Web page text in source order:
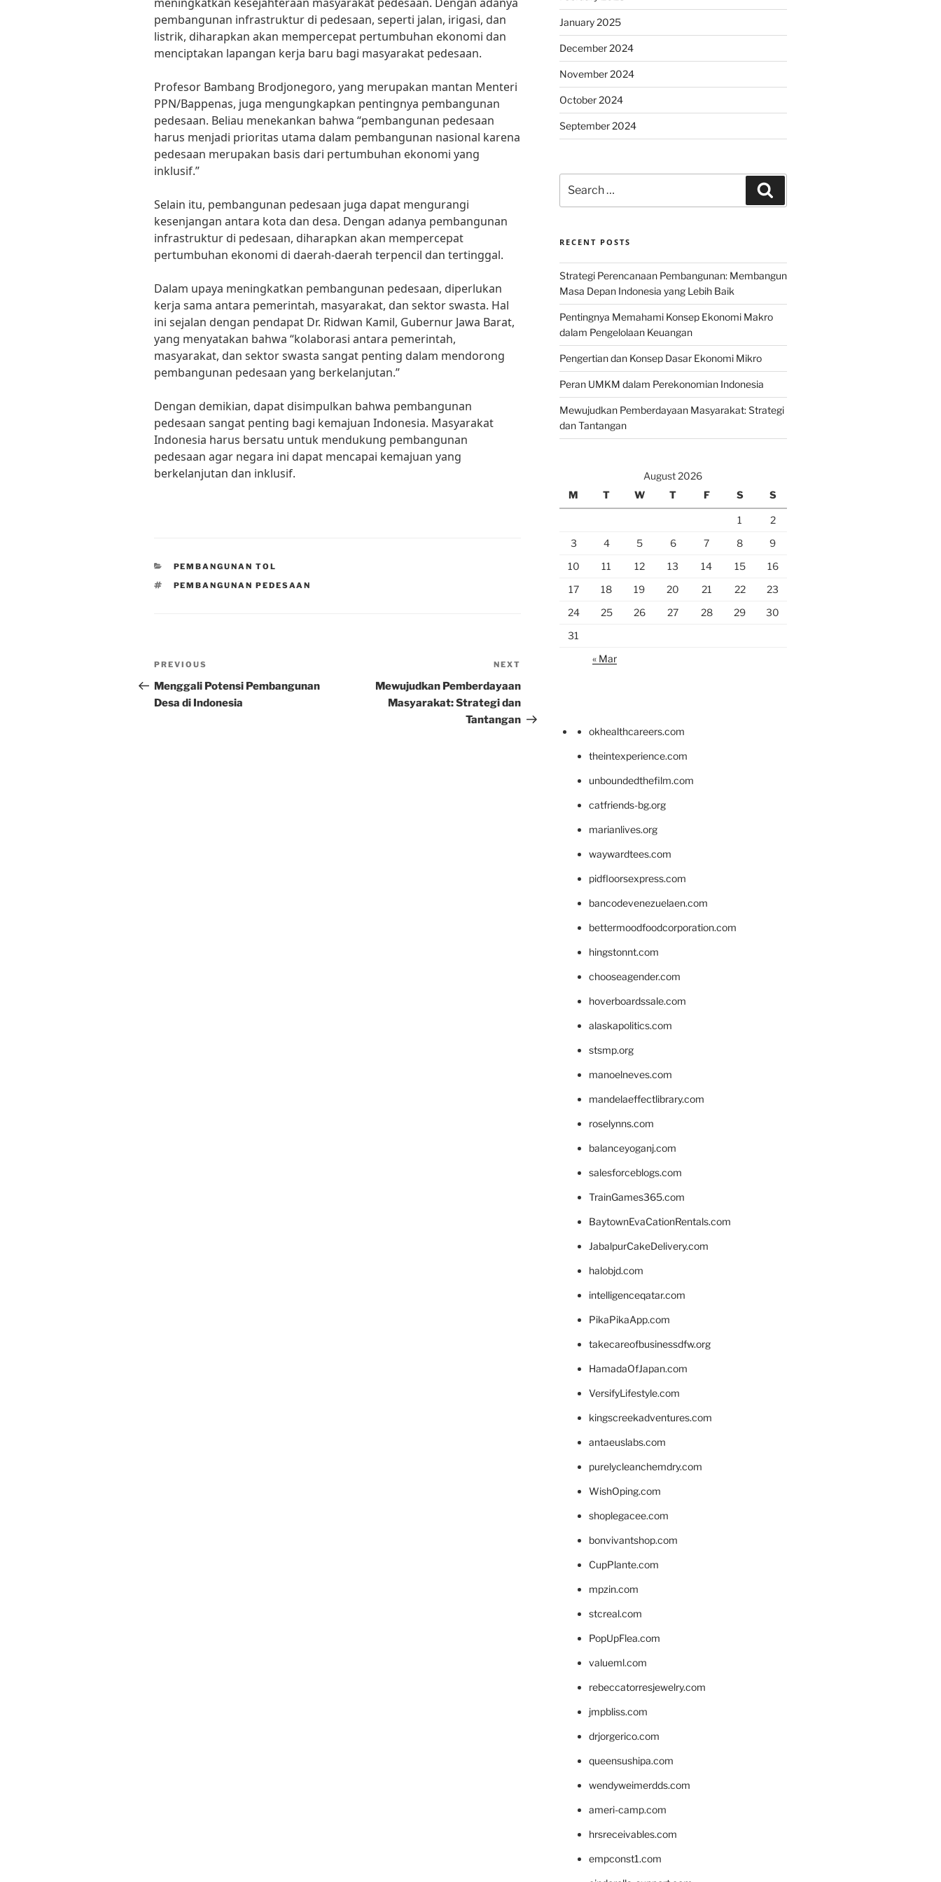
pembangunan infrastruktur di pedesaan, seperti jalan, irigasi, dan
listrik, diharapkan akan mempercepat pertumbuhan ekonomi dan
menciptakan lapangan kerja baru bagi masyarakat pedesaan.
Profesor Bambang Brodjonegoro, yang merupakan mantan Menteri
PPN/Bappenas, juga mengungkapkan pentingnya pembangunan
pedesaan. Beliau menekankan bahwa “pembangunan pedesaan
harus menjadi prioritas utama dalam pembangunan nasional karena
pedesaan merupakan basis dari pertumbuhan ekonomi yang
inklusif.”
Selain itu, pembangunan pedesaan juga dapat mengurangi
kesenjangan antara kota dan desa. Dengan adanya pembangunan
infrastruktur di pedesaan, diharapkan akan mempercepat
pertumbuhan ekonomi di daerah-daerah terpencil dan tertinggal.
Dalam upaya meningkatkan pembangunan pedesaan, diperlukan
kerja sama antara pemerintah, masyarakat, dan sektor swasta. Hal
ini sejalan dengan pendapat Dr. Ridwan Kamil, Gubernur Jawa Barat,
yang menyatakan bahwa “kolaborasi antara pemerintah,
masyarakat, dan sektor swasta sangat penting dalam mendorong
pembangunan pedesaan yang berkelanjutan.”
Dengan demikian, dapat disimpulkan bahwa pembangunan
pedesaan sangat penting bagi kemajuan Indonesia. Masyarakat
Indonesia harus bersatu untuk mendukung pembangunan
pedesaan agar negara ini dapat mencapai kemajuan yang
berkelanjutan dan inklusif.
CATEGORIES
PEMBANGUNAN TOL
TAGS
PEMBANGUNAN PEDESAAN
Post
navigation
Previous
Post
PREVIOUS
Menggali Potensi Pembangunan
Desa di Indonesia
Post
NEXT
Mewujudkan Pemberdayaan
Masyarakat: Strategi dan
Tantangan
January 2025
December 2024
November 2024
October 2024
September 2024
for:
RECENT POSTS
Strategi Perencanaan Pembangunan: Membangun
Masa Depan Indonesia yang Lebih Baik
Pentingnya Memahami Konsep Ekonomi Makro
dalam Pengelolaan Keuangan
Pengertian dan Konsep Dasar Ekonomi Mikro
Peran UMKM dalam Perekonomian Indonesia
Mewujudkan Pemberdayaan Masyarakat: Strategi
dan Tantangan
August 2026
M
T W T F S S
1
2
3
4 5 6 7 8
9
10
11 12 13 14 15
16
17
18 19 20 21 22
23
24
25 26 27 28 29
30
31
« Mar
okhealthcareers.com
theintexperience.com
unboundedthefilm.com
catfriends-bg.org
marianlives.org
waywardtees.com
pidfloorsexpress.com
bancodevenezuelaen.com
bettermoodfoodcorporation.com
hingstonnt.com
chooseagender.com
hoverboardssale.com
alaskapolitics.com
stsmp.org
manoelneves.com
mandelaeffectlibrary.com
roselynns.com
balanceyoganj.com
salesforceblogs.com
TrainGames365.com
BaytownEvaCationRentals.com
JabalpurCakeDelivery.com
halobjd.com
intelligenceqatar.com
PikaPikaApp.com
takecareofbusinessdfw.org
HamadaOfJapan.com
VersifyLifestyle.com
kingscreekadventures.com
antaeuslabs.com
purelycleanchemdry.com
WishOping.com
shoplegacee.com
bonvivantshop.com
CupPlante.com
mpzin.com
stcreal.com
PopUpFlea.com
valueml.com
rebeccatorresjewelry.com
jmpbliss.com
drjorgerico.com
queensushipa.com
wendyweimerdds.com
ameri-camp.com
hrsreceivables.com
empconst1.com